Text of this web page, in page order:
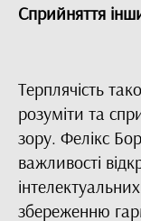
Сприйняття
Терплячість
розуміти та
зору. Фелікс
важливості
збереженню